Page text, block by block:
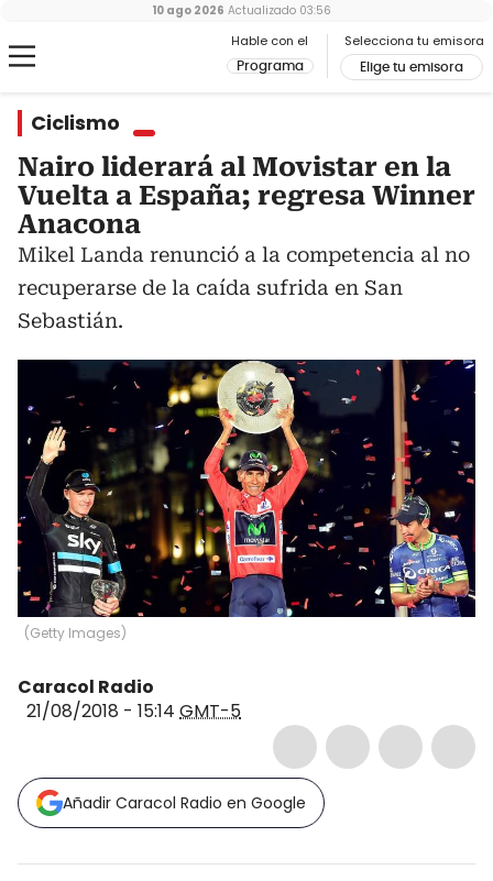
Hable con el
Programa
Selecciona tu emisora
Elige tu emisora
10 ago 2026 Actualizado 03:56
Ciclismo
Nairo liderará al Movistar en la
Vuelta a España; regresa Winner
Anacona
Mikel Landa renunció a la competencia al no
recuperarse de la caída sufrida en San
Sebastián.
(Getty Images)
Caracol Radio
21/08/2018 - 15:14 GMT-5
Añadir Caracol Radio en Google